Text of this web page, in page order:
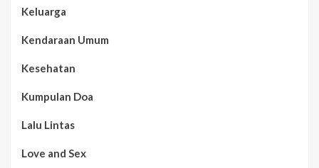
Keluarga
Kendaraan Umum
Kesehatan
Kumpulan Doa
Lalu Lintas
Love and Sex